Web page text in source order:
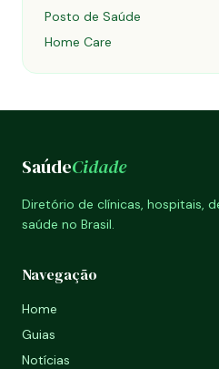
Posto de Saúde
Home Care
SaúdeCidade
Diretório de clínicas, hospitais,
saúde no Brasil.
Navegação
Home
Guias
Notícias